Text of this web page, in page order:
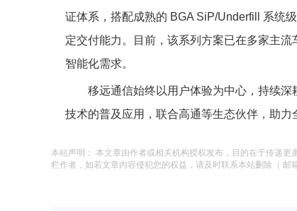
证体系，搭配成熟的 BGA SiP/Underfill 系统
定交付能力。目前，该系列方案已在多家主
智能化需求。
移远通信始终以用户体验为中心，持续
技术的普及应用，联合高通等生态伙伴，助力
本站声明： 本文章由作者或相关机构授权发布，目的在于传递
栏作者，如若文章内容侵犯您的权益，请及时联系本站删除（ 邮